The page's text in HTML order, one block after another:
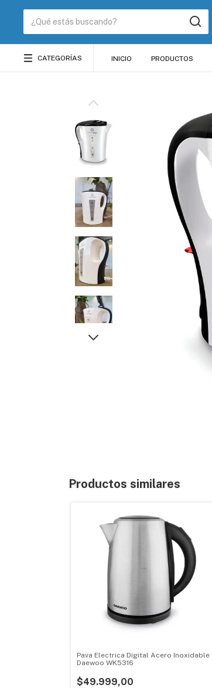
CATEGORÍAS INICIO PRODUCTOS
Productos similares
Pava Electrica Digital Acero Inoxidable
Daewoo WK5316
$49.999,00